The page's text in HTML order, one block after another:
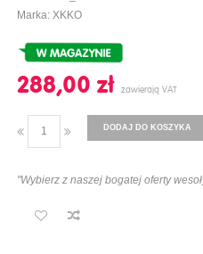
Marka: XKKO
288,00 ‎zł
DODAJ DO KOSZYKA
"Wybierz z naszej bogatej oferty